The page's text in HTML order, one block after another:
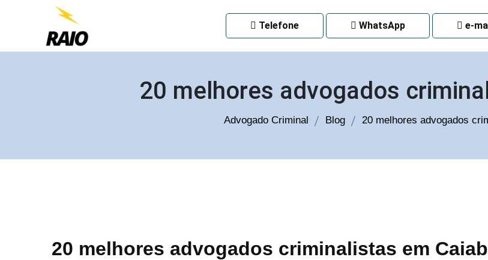
Telefone WhatsApp e-
20 melhores advogados
Advogado Criminal Blog 20 melhores advogados
20 melhores advogados criminalistas em